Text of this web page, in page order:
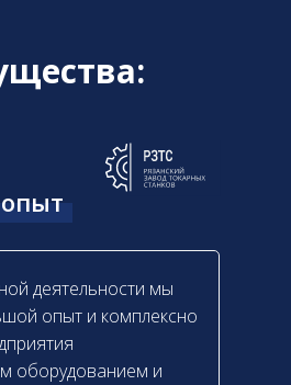
деятельности мы
опыт и комплексно
оборудованием и